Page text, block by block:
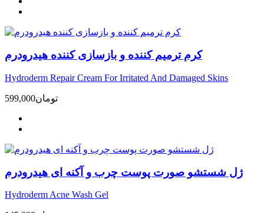
کرم ترمیم کننده و بازسازی کننده هیدرودرم
Hydroderm Repair Cream For Irritated And Damaged Skins
599,000تومان
ژل شستشو صورت پوست چرب و آکنه ای هیدرودرم
Hydroderm Acne Wash Gel